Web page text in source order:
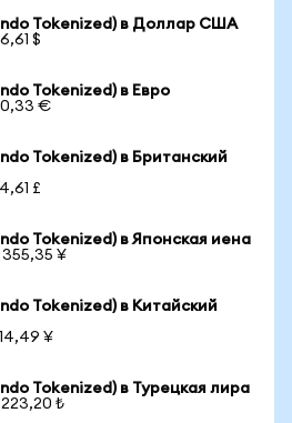
Tokenized) в Доллар США
$
Tokenized) в Евро
€
Tokenized) в Британский
£
Tokenized) в Японская иена
355,35 ¥
Tokenized) в Китайский
¥
Tokenized) в Турецкая лира
₺